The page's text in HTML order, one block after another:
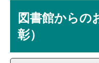
図書館からの
彰）